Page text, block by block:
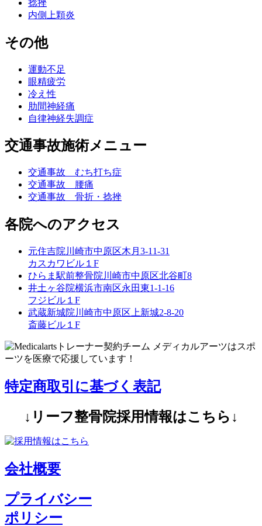
捻挫
内側上顆炎
その他
運動不足
眼精疲労
冷え性
肋間神経痛
自律神経失調症
交通事故施術メニュー
交通事故 むち打ち症
交通事故 腰痛
交通事故 骨折・捻挫
各院へのアクセス
元住吉院 川崎市中原区木月3-11-31
カスカワビル１F
ひらま駅前整骨院 川崎市中原区北谷町8
井土ヶ谷院横浜市南区永田東1-1-16
フジビル１F
武蔵新城院 川崎市中原区上新城2-8-20
斎藤ビル１F
特定商取引に基づく表記
↓リーフ整骨院採用情報はこちら↓
会社概要
プライバシー
ポリシー